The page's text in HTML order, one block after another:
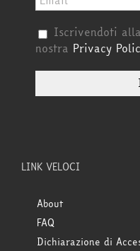
Iscrivendoti
nostra Privacy
LINK VELOCI
About
FAQ
Dichiarazione di